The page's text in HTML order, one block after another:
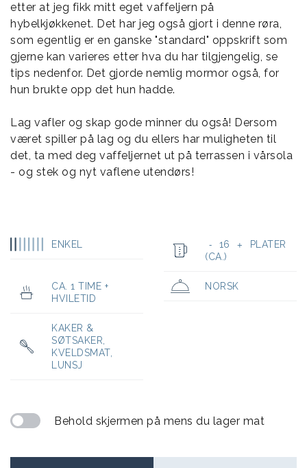
etter at jeg fikk mitt eget vaffeljern på
hybelkjøkkenet. Det har jeg også gjort i denne røra,
som egentlig er en ganske "standard" oppskrift som
gjerne kan varieres etter hva du har tilgjengelig, se
tips nedenfor. Det gjorde nemlig mormor også, for
hun brukte opp det hun hadde.
Lag vafler og skap gode minner du også! Dersom
været spiller på lag og du ellers har muligheten til
det, ta med deg vaffeljernet ut på terrassen i vårsola
- og stek og nyt vaflene utendørs!
ENKEL - 16 +
PLATER
(CA.)
CA. 1 TIME +
HVILETID
NORSK
KAKER &
SØTSAKER,
KVELDSMAT,
LUNSJ
Behold skjermen på mens du lager mat